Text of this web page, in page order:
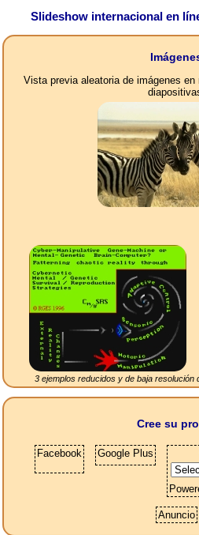
Slideshow internacional en
Vista previa aleatoria de imágenes
3 ejemplos reducidos y de baja resolución
Cree su
Facebook Google Plus
Anuncio